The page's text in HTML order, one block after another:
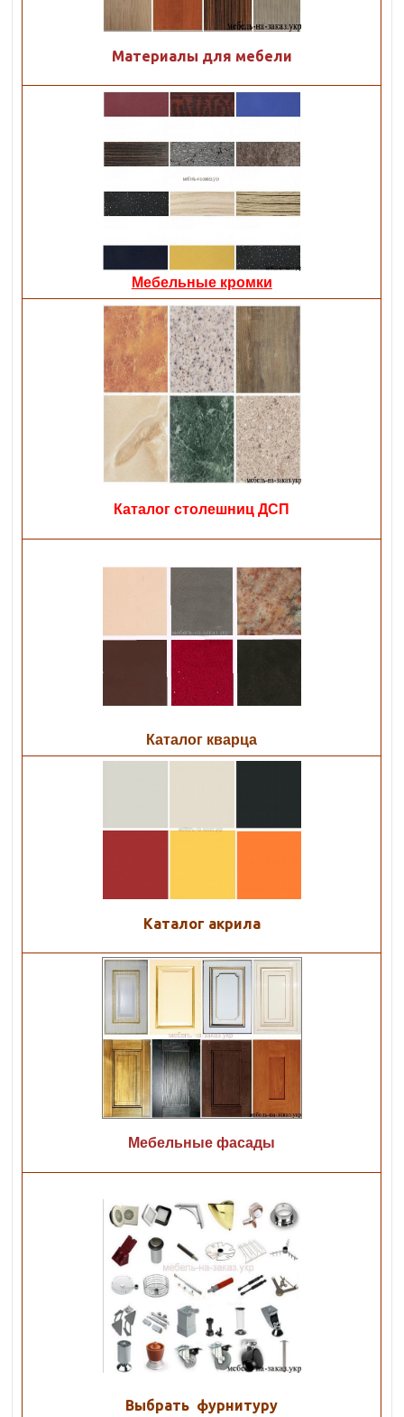
Материалы для мебели
Мебельные кромки
Каталог столешниц ДСП
Каталог кварца
Каталог акрила
Мебельные фасады
Выбрать фурнитуру